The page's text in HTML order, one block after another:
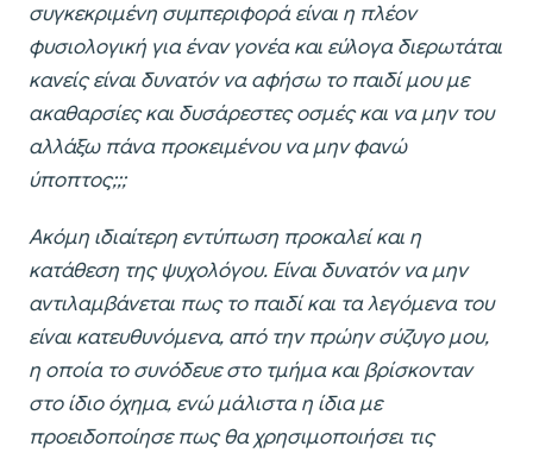
συγκεκριμένη συμπεριφορά είναι η πλέον
φυσιολογική για έναν γονέα και εύλογα διερωτάται
κανείς είναι δυνατόν να αφήσω το παιδί μου με
ακαθαρσίες και δυσάρεστες οσμές και να μην του
αλλάξω πάνα προκειμένου να μην φανώ
ύποπτος;;;
Ακόμη ιδιαίτερη εντύπωση προκαλεί και η
κατάθεση της ψυχολόγου. Είναι δυνατόν να μην
αντιλαμβάνεται πως το παιδί και τα λεγόμενα του
είναι κατευθυνόμενα, από την πρώην σύζυγο μου,
η οποία το συνόδευε στο τμήμα και βρίσκονταν
στο ίδιο όχημα, ενώ μάλιστα η ίδια με
προειδοποίησε πως θα χρησιμοποιήσει τις